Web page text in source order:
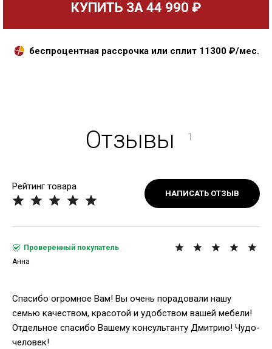
КУПИТЬ ЗА 44 990 ₽
беспроцентная рассрочка или сплит 11300₽/мес.
Отзывы 1
Рейтинг товара
НАПИСАТЬ ОТЗЫВ
Спасибо огромное Вам! Вы очень порадовали нашу
семью качеством, красотой и удобством вашей мебели!
Отдельное спасибо Вашему консультанту Дмитрию! Чудо-
человек!
Проверенный покупатель
Анна